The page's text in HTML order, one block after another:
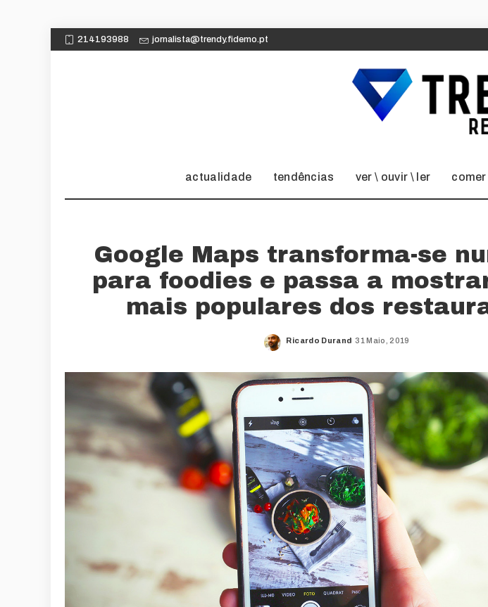
214193988 jornalista@trendy.fidemo.pt
actualidade tendências ver \ ouvir \ ler comer
Google Maps transforma-se
para foodies e passa a
mais populares dos
Posted
Ricardo Durand 31 Maio, 2019